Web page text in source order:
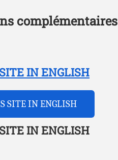
complémentaires
IN ENGLISH
SITE IN ENGLISH
IN ENGLISH